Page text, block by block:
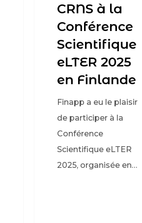
CRNS à la
Conférence
Scientifique
eLTER 2025
en Finlande
Finapp a eu le plaisir
de participer à la
Conférence
Scientifique eLTER
2025, organisée en…